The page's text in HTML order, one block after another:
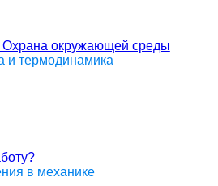
Охрана окружающей среды
и термодинамика
в механике